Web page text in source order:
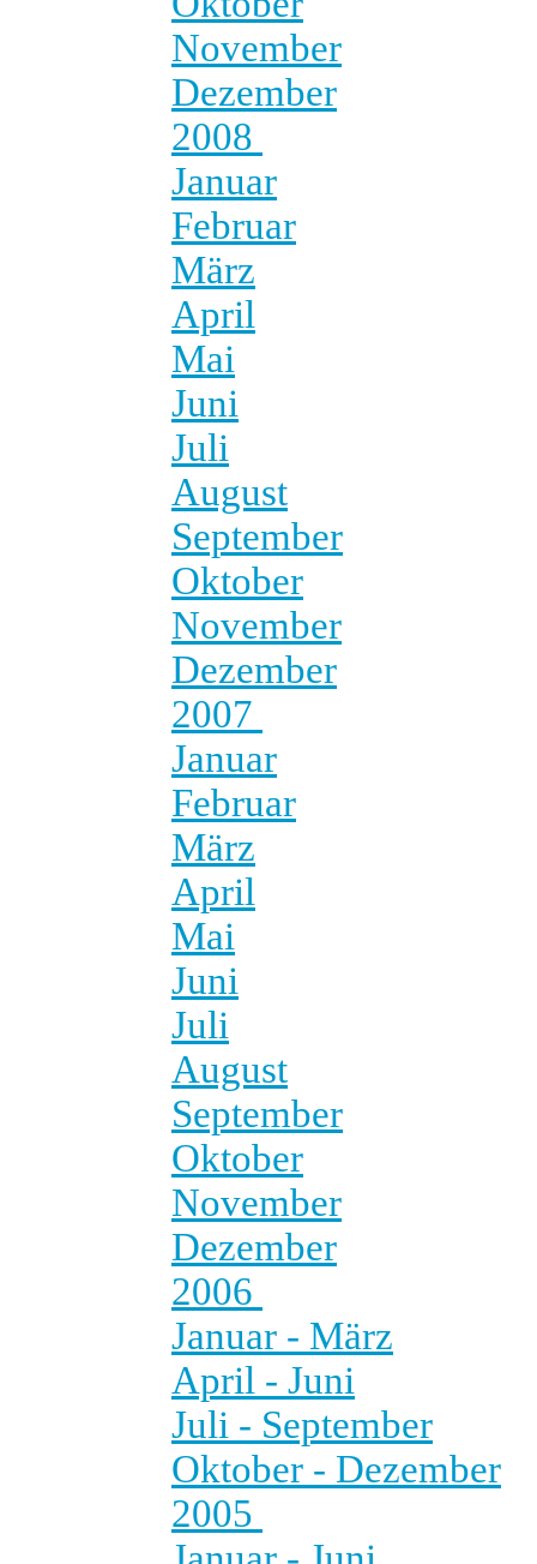
November
Dezember
2008
Januar
Februar
März
April
Mai
Juni
Juli
August
September
Oktober
November
Dezember
2007
Januar
Februar
März
April
Mai
Juni
Juli
August
September
Oktober
November
Dezember
2006
Januar - März
April - Juni
Juli - September
Oktober - Dezember
2005